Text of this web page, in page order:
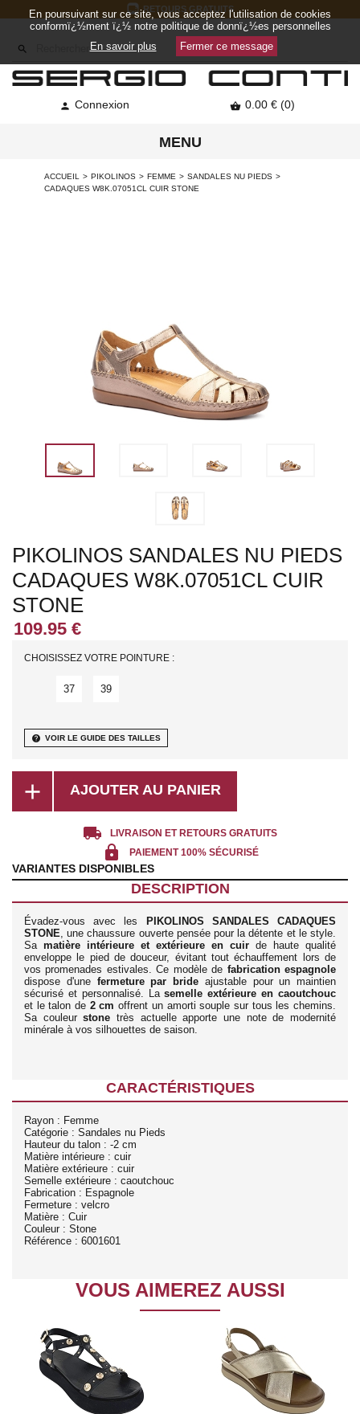
RETOURS GRATUITS

 Connexion  0.00 € (0)
MENU
ACCUEIL PIKOLINOS FEMME
SANDALES NU PIEDS
CADAQUES W8K.07051CL CUIR STONE
PIKOLINOS SANDALES NU PIEDS
CADAQUES W8K.07051CL CUIR
STONE
CHOISISSEZ VOTRE POINTURE :
37 39
help VOIR LE GUIDE DES TAILLES
add AJOUTER AU PANIER
local_shipping LIVRAISON ET RETOURS GRATUITS
lock PAIEMENT 100% SÉCURISÉ
VARIANTES DISPONIBLES
DESCRIPTION
Évadez-vous avec les
PIKOLINOS SANDALES CADAQUES
STONE , une chaussure ouverte pensée pour la détente et le style.
Sa matière intérieure et extérieure en cuir de haute qualité
enveloppe le pied de douceur, évitant tout échauffement lors de
vos promenades estivales. Ce modèle de fabrication espagnole
dispose d'une fermeture par bride ajustable pour un maintien
sécurisé et personnalisé. Lasemelle extérieure en caoutchouc
et le talon de 2 cm offrent un amorti souple sur tous les chemins.
Sa couleurstone très actuelle apporte une note de modernité
minérale à vos silhouettes de saison.
CARACTÉRISTIQUES
Rayon : Femme
Catégorie : Sandales nu Pieds
Hauteur du talon : -2 cm
Matière intérieure : cuir
Matière extérieure : cuir
Semelle extérieure : caoutchouc
Fabrication : Espagnole
Fermeture : velcro
Matière : Cuir
Couleur : Stone
Référence : 6001601
VOUS AIMEREZ AUSSI
En poursuivant sur ce site, vous acceptez l'utilisation de cookies
conformï¿½ment ï¿½ notre politique de donnï¿½es personnelles
En savoir plus
Fermer ce message